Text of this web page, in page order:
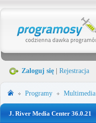
Zaloguj się Rejestracja
Programy Multimedia
J. River Media Center 36.0.21